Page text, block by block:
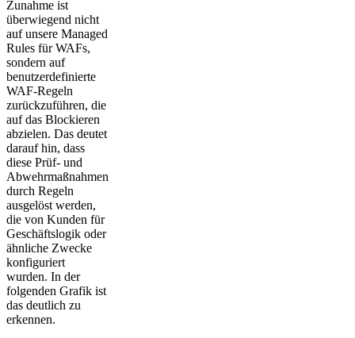
Zunahme ist
überwiegend nicht
auf unsere Managed
Rules für WAFs,
sondern auf
benutzerdefinierte
WAF-Regeln
zurückzuführen, die
auf das Blockieren
abzielen. Das deutet
darauf hin, dass
diese Prüf- und
Abwehrmaßnahmen
durch Regeln
ausgelöst werden,
die von Kunden für
Geschäftslogik oder
ähnliche Zwecke
konfiguriert
wurden. In der
folgenden Grafik ist
das deutlich zu
erkennen.